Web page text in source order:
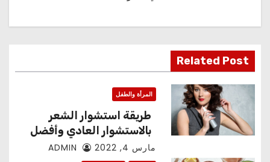
Related Post
المرأة والطفل
طريقة استشوار الشعر
بالاستشوار العادي وأفضل
الزيوت المستخدمة 2022
مارس 4, 2022